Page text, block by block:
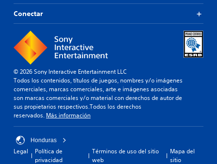
Conectar
© 2026 Sony Interactive Entertainment LLC
Todos los contenidos, títulos de juegos, nombres y/o imágenes
comerciales, marcas comerciales, arte e imágenes asociadas
son marcas comerciales y/o material con derechos de autor de
sus propietarios respectivos.Todos los derechos
reservados. Más información
Honduras
Legal
Política de
privacidad
Términos de uso del sitio
web
Mapa del
sitio